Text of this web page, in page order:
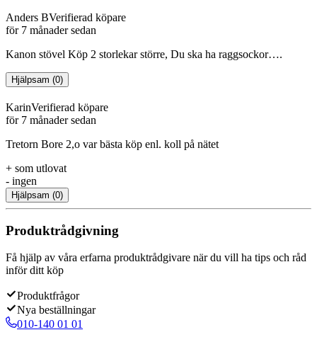
Anders BVerifierad köpare
för 7 månader sedan
Kanon stövel Köp 2 storlekar större, Du ska ha raggsockor….
Hjälpsam (0)
KarinVerifierad köpare
för 7 månader sedan
Tretorn Bore 2,o var bästa köp enl. koll på nätet
+ som utlovat
- ingen
Hjälpsam (0)
Produktrådgivning
Få hjälp av våra erfarna produktrådgivare när du vill ha tips och råd
inför ditt köp
Produktfrågor
Nya beställningar
010-140 01 01